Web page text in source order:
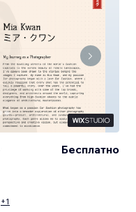
Бесплатно
+1